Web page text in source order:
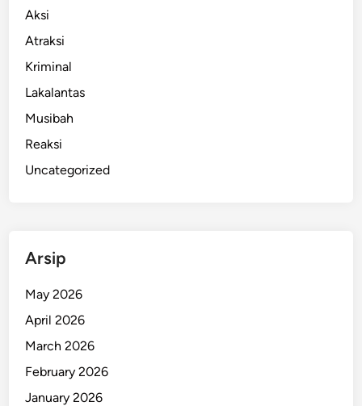
Aksi
Atraksi
Kriminal
Lakalantas
Musibah
Reaksi
Uncategorized
Arsip
May 2026
April 2026
March 2026
February 2026
January 2026